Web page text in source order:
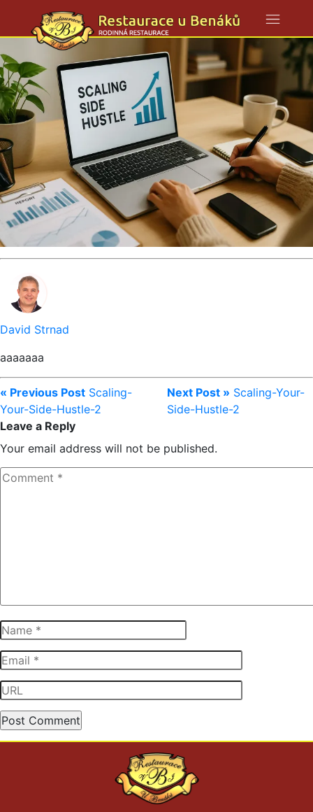
David Strnad
aaaaaaa
« Previous Post Scaling-
Your-Side-Hustle-2
Next Post » Scaling-Your-
Side-Hustle-2
Leave a Reply
Your email address will not be published.